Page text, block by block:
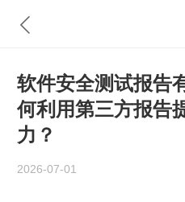
软件安全测试报告
何利用第三方报告
力？
2026-07-01